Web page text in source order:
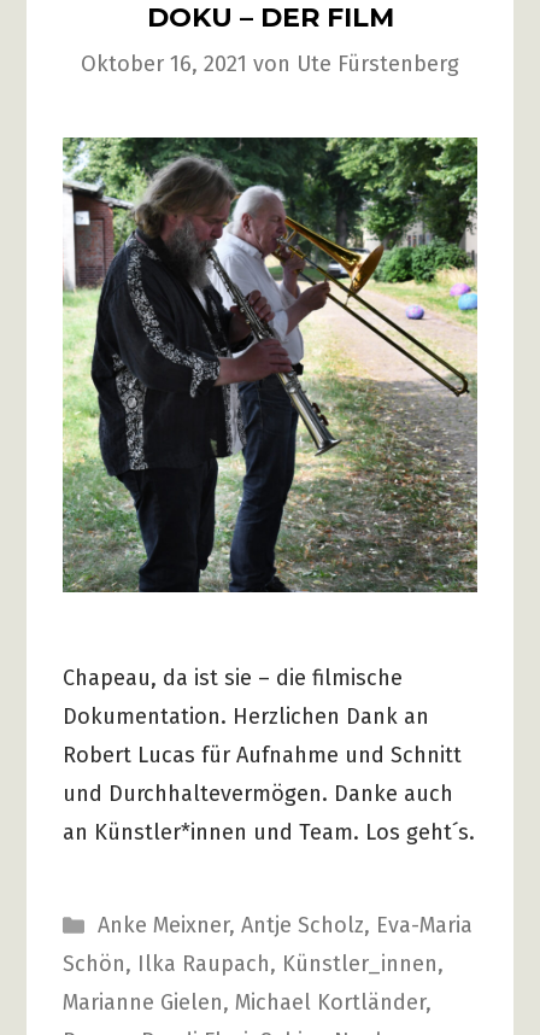
DOKU – DER FILM
Oktober 16, 2021 von Ute Fürstenberg
Chapeau, da ist sie – die filmische
Dokumentation. Herzlichen Dank an
Robert Lucas für Aufnahme und Schnitt
und Durchhaltevermögen. Danke auch
an Künstler*innen und Team. Los geht´s.
Kategorien
Anke Meixner,Antje Scholz, Eva-Maria
Schön, Ilka Raupach, Künstler_innen,
Marianne Gielen,Michael Kortländer,